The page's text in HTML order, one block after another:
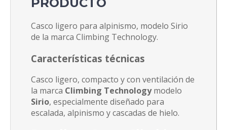
Casco ligero para alpinismo, modelo Sirio
de la marca Climbing Technology.
Características técnicas
Casco ligero, compacto y con ventilación de
la marca Climbing Technologymodelo
Sirio, especialmente diseñado para
escalada, alpinismo y cascadas de hielo.